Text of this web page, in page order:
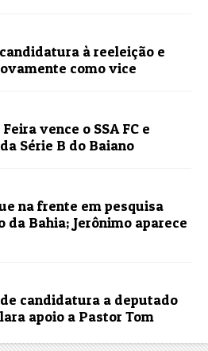
à reeleição e
como vice
vence o SSA FC e
Série B do Baiano
na frente em pesquisa
da Bahia; Jerônimo aparece
candidatura a deputado
apoio a Pastor Tom